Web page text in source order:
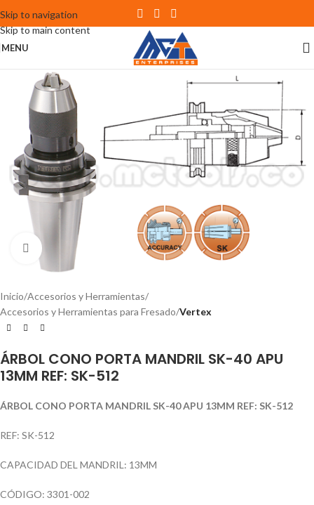
Skip to navigation
Skip to main content
MENU
Click to enlarge
Inicio Accesorios y Herramientas
Accesorios y Herramientas para Fresado Vertex
ÁRBOL CONO PORTA MANDRIL SK-40 APU
13MM REF: SK-512
ÁRBOL CONO PORTA MANDRIL SK-40 APU 13MM REF: SK-512
REF: SK-512
CAPACIDAD DEL MANDRIL: 13MM
CÓDIGO: 3301-002